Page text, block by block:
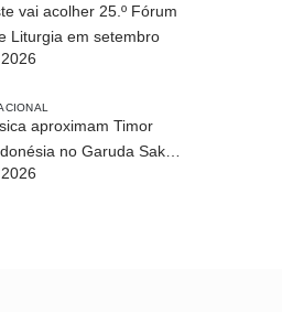
vai acolher 25.º Fórum
Liturgia em setembro
aproximam Timor
no Garuda Sakti
Fest 2026